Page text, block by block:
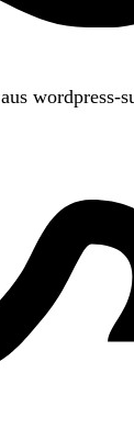
aus wordpress-